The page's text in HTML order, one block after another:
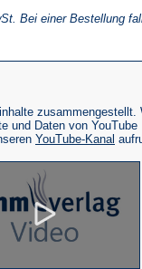
Bei einer Bestellung
zusammengestellt.
und Daten von YouTube
YouTube-Kanal